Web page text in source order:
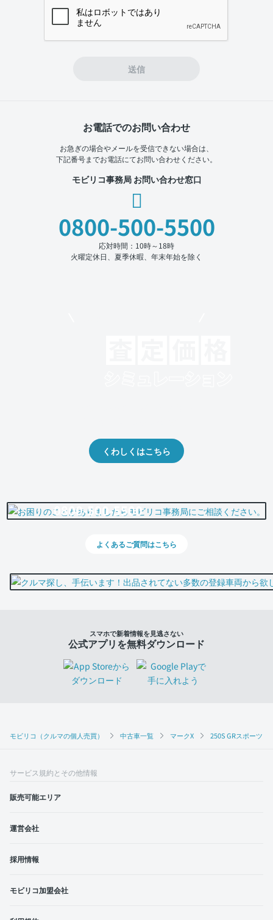
モビリコ（クルマの個人売買） 中古車一覧 マークX 250S GRスポーツ
送信
お電話でのお問い合わせ
お急ぎの場合やメールを受信できない場合は、
下記番号までお電話にてお問い合わせください。
モビリコ事務局 お問い合わせ窓口
0800-500-5500
応対時間：10時～18時
火曜定休日、夏季休暇、年末年始を除く
くわしくはこちら
0800-500-5500
よくあるご質問はこちら
スマホで新着情報を見逃さない
公式アプリを無料ダウンロード
サービス規約とその他情報
販売可能エリア
運営会社
採用情報
モビリコ加盟会社